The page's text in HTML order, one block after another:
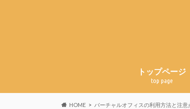
トップページ
top page
HOME バーチャルオフィスの利用方法と注意